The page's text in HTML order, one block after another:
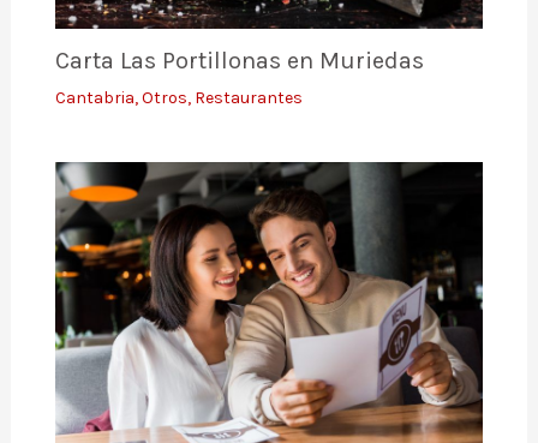
Carta Las Portillonas en Muriedas
Cantabria,Otros, Restaurantes